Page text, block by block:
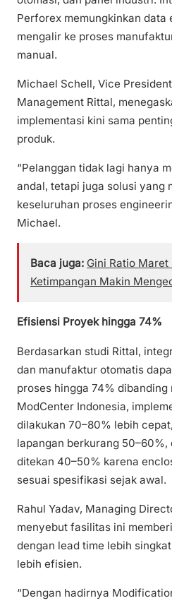
Perforex memungkinkan data
mengalir ke proses
manual.
Michael Schell, Vice
Management Rittal,
implementasi kini sama
produk.
“Pelanggan tidak lagi hanya
andal, tetapi juga solusi yang
keseluruhan proses
Michael.
Baca juga: Gini Ratio
Ketimpangan Makin
Efisiensi Proyek hingga 74%
Berdasarkan studi Rittal,
dan manufaktur otomatis
proses hingga 74%
ModCenter Indonesia,
dilakukan 70–80% lebih
lapangan berkurang
ditekan 40–50% karena
sesuai spesifikasi sejak awal.
Rahul Yadav, Managing
menyebut fasilitas ini
dengan lead time lebih
lebih efisien.
“Dengan hadirnya